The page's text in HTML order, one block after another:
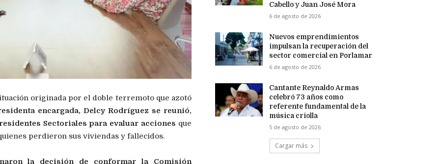
originada por el doble terremoto que azotó
encargada, Delcy Rodríguez se reunió,
Sectoriales para evaluar acciones que
perdieron sus viviendas y fallecidos.
la decisión de conformar la Comisión
Cabello y Juan José Mora
6 de agosto de 2026
Nuevos emprendimientos
impulsan la recuperación del
sector comercial en Porlamar
6 de agosto de 2026
Cantante Reynaldo Armas
celebró 73 años como
referente fundamental de la
música criolla
5 de agosto de 2026
Cargar más